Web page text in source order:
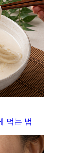
먹는 법